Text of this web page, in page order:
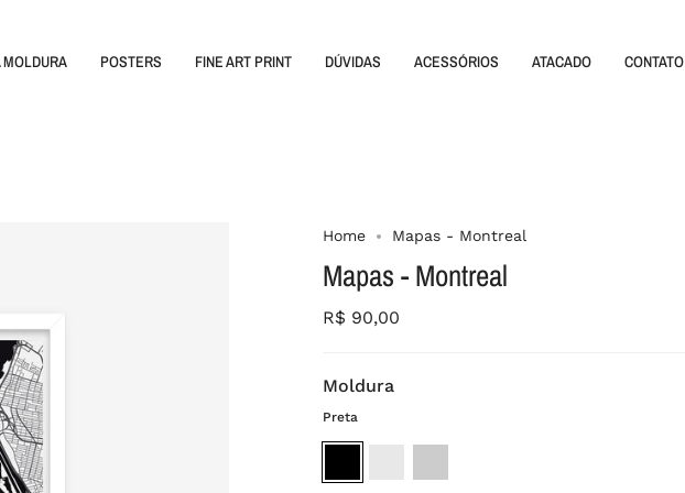
MOLDURA POSTERS FINE ART PRINT DÚVIDAS ACESSÓRIOS ATACADO CONTATO
Home Mapas - Montreal
Mapas - Montreal
R$ 90,00
Moldura
Preta
crua